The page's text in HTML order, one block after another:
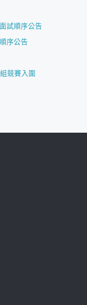
試順序公告
序公告
競賽入圍